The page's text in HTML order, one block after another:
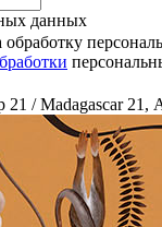
данных
обработку
/ Madagascar 21,